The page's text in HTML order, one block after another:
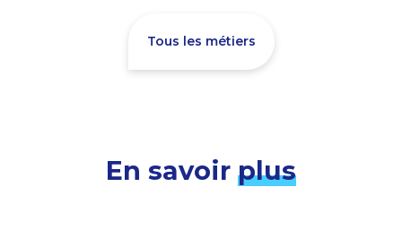
Tous les métiers
En savoir plus